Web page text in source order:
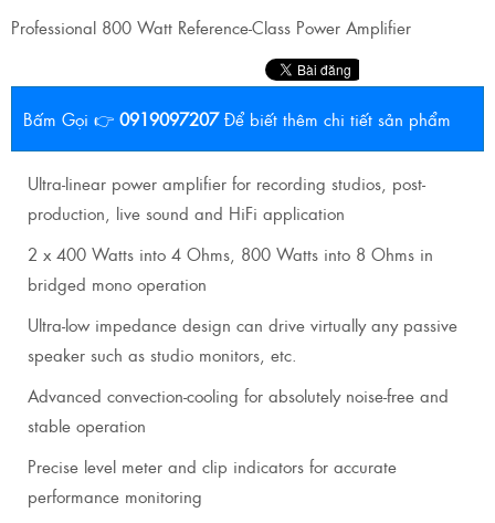
Professional 800 Watt Reference-Class Power Amplifier
Bấm Gọi 👉 0919097207 Để biết thêm chi tiết sản phẩm
Ultra-linear power amplifier for recording studios, post-
production, live sound and HiFi application
2 x 400 Watts into 4 Ohms, 800 Watts into 8 Ohms in
bridged mono operation
Ultra-low impedance design can drive virtually any passive
speaker such as studio monitors, etc.
Advanced convection-cooling for absolutely noise-free and
stable operation
Precise level meter and clip indicators for accurate
performance monitoring